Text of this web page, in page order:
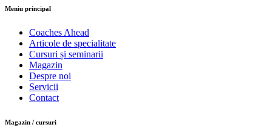
Meniu principal
Coaches Ahead
Articole de specialitate
Cursuri și seminarii
Magazin
Despre noi
Servicii
Contact
Magazin / cursuri